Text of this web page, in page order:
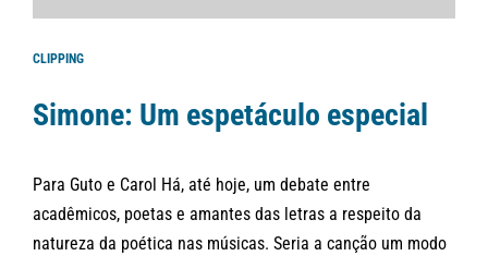
CLIPPING
Simone: Um espetáculo especial
Para Guto e Carol Há, até hoje, um debate entre
acadêmicos, poetas e amantes das letras a respeito da
natureza da poética nas músicas. Seria a canção um modo